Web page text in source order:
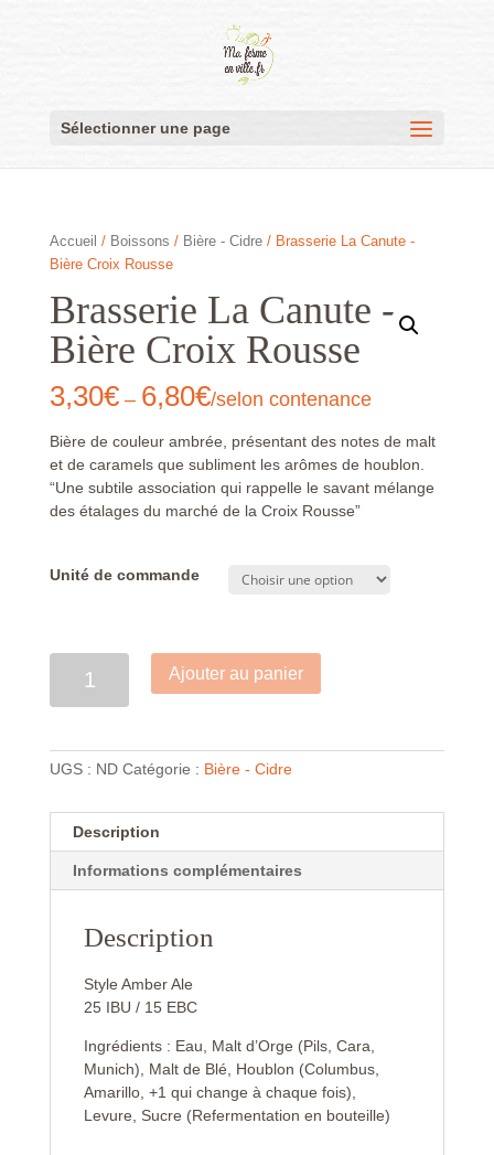
Sélectionner une page
Accueil / Boissons / Bière - Cidre/ Brasserie La Canute -
Bière Croix Rousse
Brasserie La Canute -
Bière Croix Rousse
3,30€– 6,80€/selon contenance
Bière de couleur ambrée, présentant des notes de malt
et de caramels que subliment les arômes de houblon.
“Une subtile association qui rappelle le savant mélange
des étalages du marché de la Croix Rousse”
Unité de commande
Ajouter au panier
UGS : ND Catégorie : Bière - Cidre
Description
Informations complémentaires
Description
Style Amber Ale
25 IBU / 15 EBC
Ingrédients : Eau, Malt d’Orge (Pils, Cara,
Munich), Malt de Blé, Houblon (Columbus,
Amarillo, +1 qui change à chaque fois),
Levure, Sucre (Refermentation en bouteille)